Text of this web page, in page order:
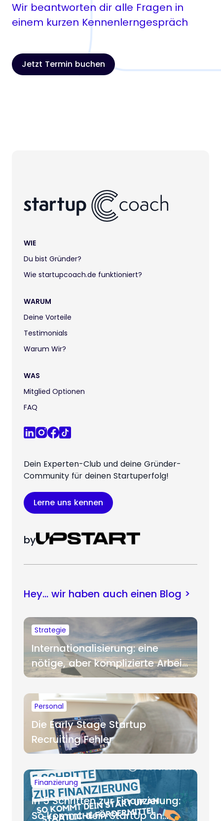
Wir beantworten dir alle Fragen in
einem kurzen Kennenlerngespräch
Jetzt Termin buchen
WIE
Du bist Gründer?
Wie startupcoach.de funktioniert?
WARUM
Deine Vorteile
Testimonials
Warum Wir?
WAS
Mitglied Optionen
FAQ
Dein Experten-Club und deine Gründer-
Community für deinen Startuperfolg!
Lerne uns kennen
by
Hey… wir haben auch einen Blog >
Strategie
Internationalisierung: eine
nötige, aber komplizierte Arbeit
für Startups
Personal
Die Early Stage Startup
Recruiting Fehler
Finanzierung
In 5 Schritten zur Finanzierung:
So kommt dein StartUp an